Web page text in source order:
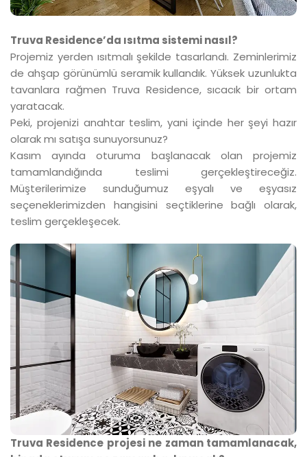
Truva Residence’da ısıtma sistemi nasıl?
Projemiz yerden ısıtmalı şekilde tasarlandı. Zeminlerimiz
de ahşap görünümlü seramik kullandık. Yüksek uzunlukta
tavanlara rağmen Truva Residence, sıcacık bir ortam
yaratacak.
Peki, projenizi anahtar teslim, yani içinde her şeyi hazır
olarak mı satışa sunuyorsunuz?
Kasım ayında oturuma başlanacak olan projemiz
tamamlandığında teslimi gerçekleştireceğiz.
Müşterilerimize sunduğumuz eşyalı ve eşyasız
seçeneklerimizden hangisini seçtiklerine bağlı olarak,
teslim gerçekleşecek.
Truva Residence projesi ne zaman tamamlanacak,